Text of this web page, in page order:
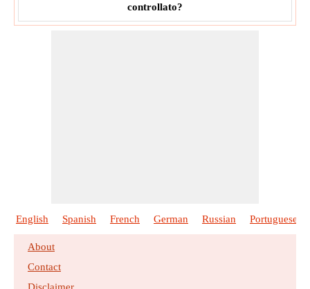
controllato?
English Spanish French German Russian Portuguese
About
Contact
Disclaimer